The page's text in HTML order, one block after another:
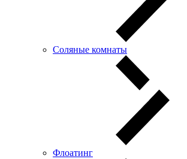
Соляные комнаты
Флоатинг